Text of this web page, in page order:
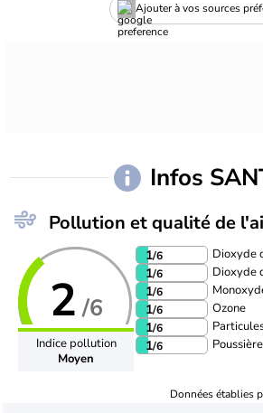
Ajouter à vos sources
Infos
Pollution et qualité de
2 /6
Indice pollution
Moyen
1/6 Dioxyde
1/6 Dioxyde
1/6
1/6 Ozone
1/6
1/6
Données établies